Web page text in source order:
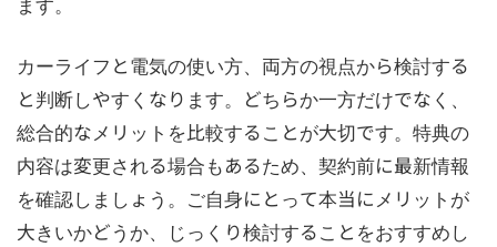
カーライフと電気の使い方、両方の視点から検討する
と判断しやすくなります。どちらか一方だけでなく、
総合的なメリットを比較することが大切です。特典の
内容は変更される場合もあるため、契約前に最新情報
を確認しましょう。ご自身にとって本当にメリットが
大きいかどうか、じっくり検討することをおすすめし